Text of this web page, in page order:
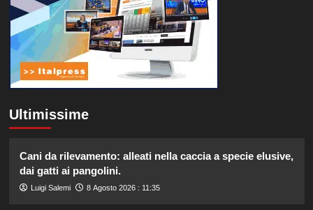
Ultimissime
Cani da rilevamento: alleati nella caccia a specie elusive,
dai gatti ai pangolini.
Luigi Salemi 8 Agosto 2026 : 11:35